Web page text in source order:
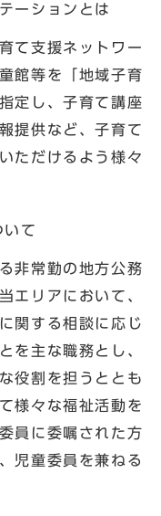
ーションとは
て支援ネットワー
館等を「地域子育
定し、子育て講座
提供など、子育て
ただけるよう様々
て
非常勤の地方公務
エリアにおいて、
関する相談に応じ
を主な職務とし、
役割を担うととも
様々な福祉活動を
員に委嘱された方
児童委員を兼ねる